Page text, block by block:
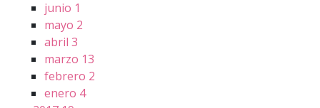
junio 1
mayo 2
abril 3
marzo 13
febrero 2
enero 4